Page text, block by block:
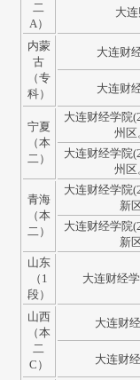
二
A）
大
内蒙
古
（专
科）
大连财
大连财
宁夏
（本
二）
大连财经学院
州区
大连财经学院
州区
青海
（本
二）
大连财经学院
新
大连财经学院
新
山东
（1
段）
大连财经
山西
（本
二
C）
大连财
大连财